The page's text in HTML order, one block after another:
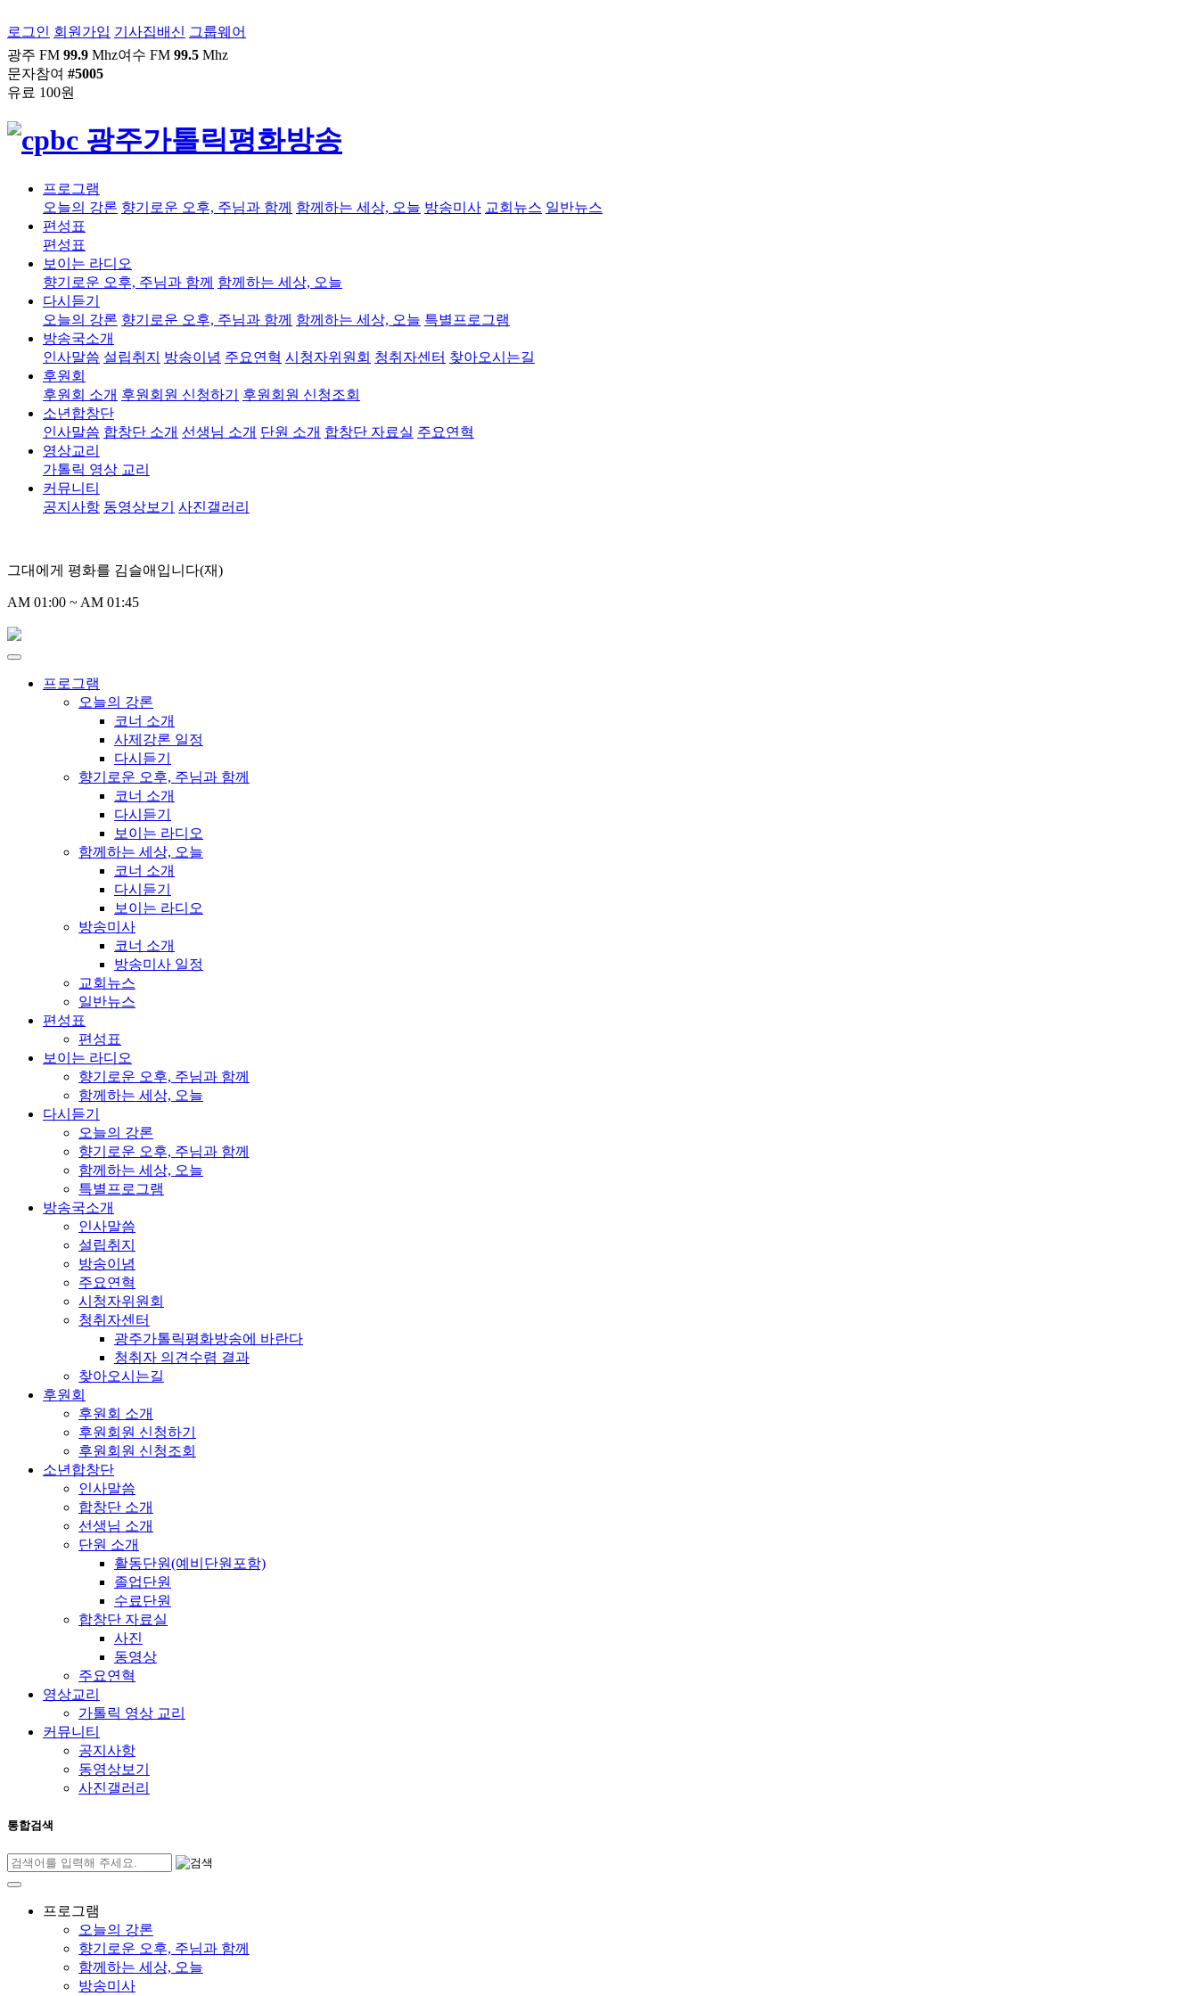
로그인 회원가입 기사집배신 그룹웨어
광주 FM 99.9 Mhz여수 FM 99.5 Mhz
문자참여 #5005
유료 100원
프로그램
오늘의 강론 향기로운 오후, 주님과 함께 함께하는 세상, 오늘 방송미사 교회뉴스 일반뉴스
편성표
편성표
보이는 라디오
향기로운 오후, 주님과 함께 함께하는 세상, 오늘
다시듣기
오늘의 강론 향기로운 오후, 주님과 함께 함께하는 세상, 오늘 특별프로그램
방송국소개
인사말씀 설립취지 방송이념 주요연혁 시청자위원회 청취자센터 찾아오시는길
후원회
후원회 소개 후원회원 신청하기
후원회원 신청조회
소년합창단
인사말씀 합창단 소개 선생님 소개 단원 소개 합창단 자료실 주요연혁
영상교리
가톨릭 영상 교리
커뮤니티
공지사항 동영상보기 사진갤러리
그대에게 평화를 김슬애입니다(재)
AM 01:00 ~ AM 01:45
프로그램
오늘의 강론
코너 소개
사제강론 일정
다시듣기
향기로운 오후, 주님과 함께
코너 소개
다시듣기
보이는 라디오
함께하는 세상, 오늘
코너 소개
다시듣기
보이는 라디오
방송미사
코너 소개
방송미사 일정
교회뉴스
일반뉴스
편성표
편성표
보이는 라디오
향기로운 오후, 주님과 함께
함께하는 세상, 오늘
다시듣기
오늘의 강론
향기로운 오후, 주님과 함께
함께하는 세상, 오늘
특별프로그램
방송국소개
인사말씀
설립취지
방송이념
주요연혁
시청자위원회
청취자센터
광주가톨릭평화방송에 바란다
청취자 의견수렴 결과
찾아오시는길
후원회
후원회 소개
후원회원 신청하기
후원회원 신청조회
소년합창단
인사말씀
합창단 소개
선생님 소개
단원 소개
활동단원(예비단원포함)
졸업단원
수료단원
합창단 자료실
사진
동영상
주요연혁
영상교리
가톨릭 영상 교리
커뮤니티
공지사항
동영상보기
사진갤러리
통합검색
프로그램
오늘의 강론
향기로운 오후, 주님과 함께
함께하는 세상, 오늘
방송미사